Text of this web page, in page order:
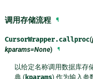
调用存储流程 ¶
CursorWrapper.callproc(
kparams=None) ¶
以给定名称调用数据库存
典 (
) 作为输入参